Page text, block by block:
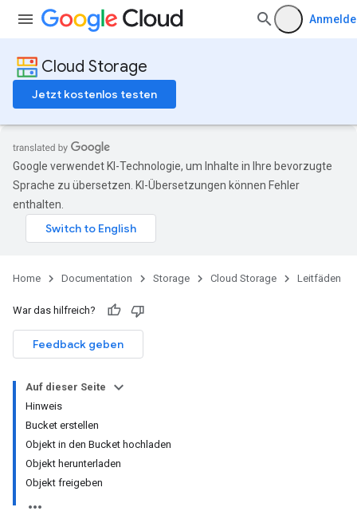
Cloud Storage
Jetzt kostenlos testen
Google verwendet KI-Technologie, um Inhalte in Ihre bevorzugte
Sprache zu übersetzen. KI-Übersetzungen können Fehler
enthalten.
Home Documentation Storage Cloud Storage Leitfäden
War das hilfreich?
Feedback geben
Auf dieser Seite
Hinweis
Bucket erstellen
Objekt in den Bucket hochladen
Objekt herunterladen
Objekt freigeben